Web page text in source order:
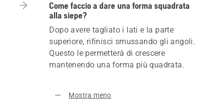
Come faccio a dare una forma squadrata
alla siepe?
Dopo avere tagliato i lati e la parte
superiore, rifinisci smussando gli angoli.
Questo le permetterà di crescere
mantenendo una forma più quadrata.
Mostra meno